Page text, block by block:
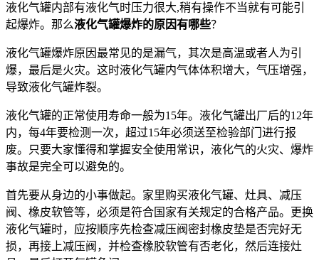
液化气罐内部有液化气时压力很大,稍有操作不当就有可能引
起爆炸。那么液化气罐爆炸的原因有哪些？
液化气罐爆炸原因最常见的是漏气，其次是高温或者人为引
爆，最后是火灾。这时液化气罐内气体体积增大，气压增强，
导致液化气罐炸裂。
液化气罐的正常使用寿命一般为15年。液化气罐出厂后的12年
内，每4年要检测一次，超过15年必须送至检验部门进行报
废。只要大家懂得和掌握安全使用常识，液化气的火灾、爆炸
事故是完全可以避免的。
首先要从身边的小事做起。家里购买液化气罐、灶具、减压
阀、橡皮软管等，必须是符合国家有关规定的合格产品。更换
液化气罐时，应按顺序先检查减压阀密封橡皮垫是否完好无
损，再接上减压阀，并检查橡胶软管有否老化，然后连接灶